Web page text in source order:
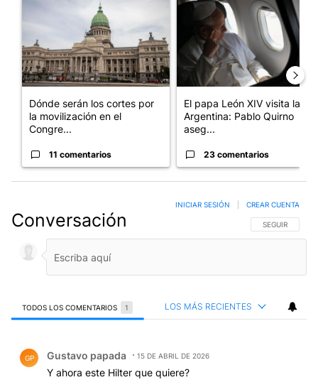
Dónde serán los cortes por
la movilización en el
Congre...
11 comentarios
El papa León XIV visita la
Argentina: Pablo Quirno
aseg...
23 comentarios
Conversación SIGA ESTA
SEGUIR
INICIAR SESIÓN CREAR CUENTA
TODOS LOS COMENTARIOS 1 LOS MÁS RECIENTES
GP Gustavo papada 15 DE ABRIL DE 2026
Y ahora este Hilter que quiere?